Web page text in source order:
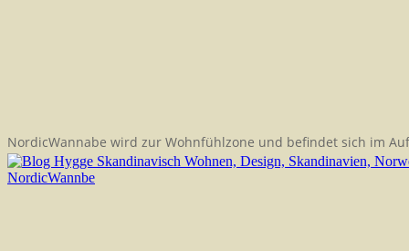
NordicWannabe wird zur Wohnfühlzone und befindet sich im